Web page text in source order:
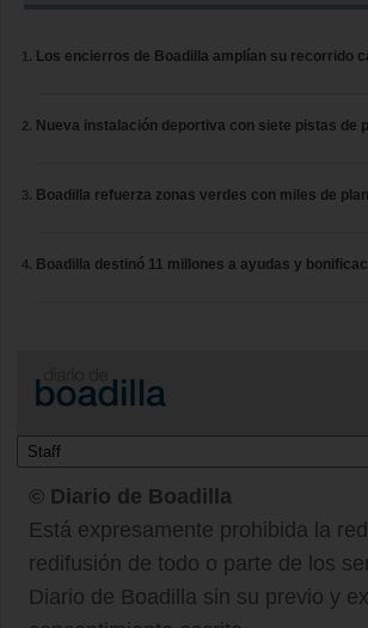
Los encierros de Boadilla amplían su recorrido
Nueva instalación deportiva con siete pistas de
Boadilla refuerza zonas verdes con miles de
Boadilla destinó 11 millones a ayudas y
© Diario de Boadilla
Está expresamente prohibida la
redifusión de todo o parte de los
Diario de Boadilla sin su previo y